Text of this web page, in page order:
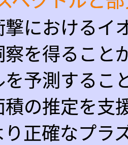
撃におけるイ
察を得ること
を予測するこ
積の推定を支
り正確なプラ